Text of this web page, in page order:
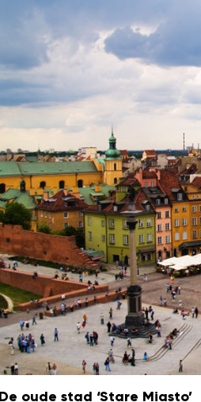
De oude stad ‘Stare Miasto’